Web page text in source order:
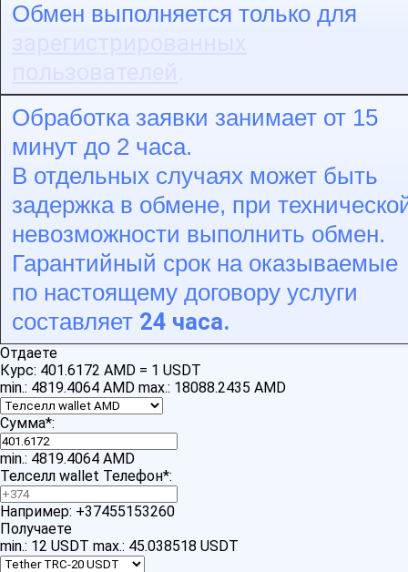
Обмен выполняется только для
Обработка заявки занимает от 15
минут до 2 часа.
В отдельных случаях может быть
задержка в обмене, при
невозможности выполнить обмен.
Гарантийный срок на оказываемые
по настоящему договору услуги
составляет 24 часа.
Отдаете
Курс: 401.6172 AMD = 1 USDT
min.: 4819.4064 AMD max.: 18088.2435 AMD
Сумма*:
min.: 4819.4064 AMD
Телселл wallet Телефон*:
Например: +37455153260
Получаете
min.: 12 USDT max.: 45.038518 USDT